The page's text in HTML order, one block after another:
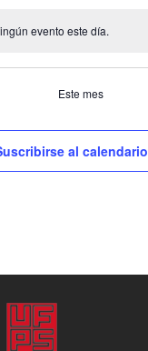
evento este día.
Este mes
al calendario